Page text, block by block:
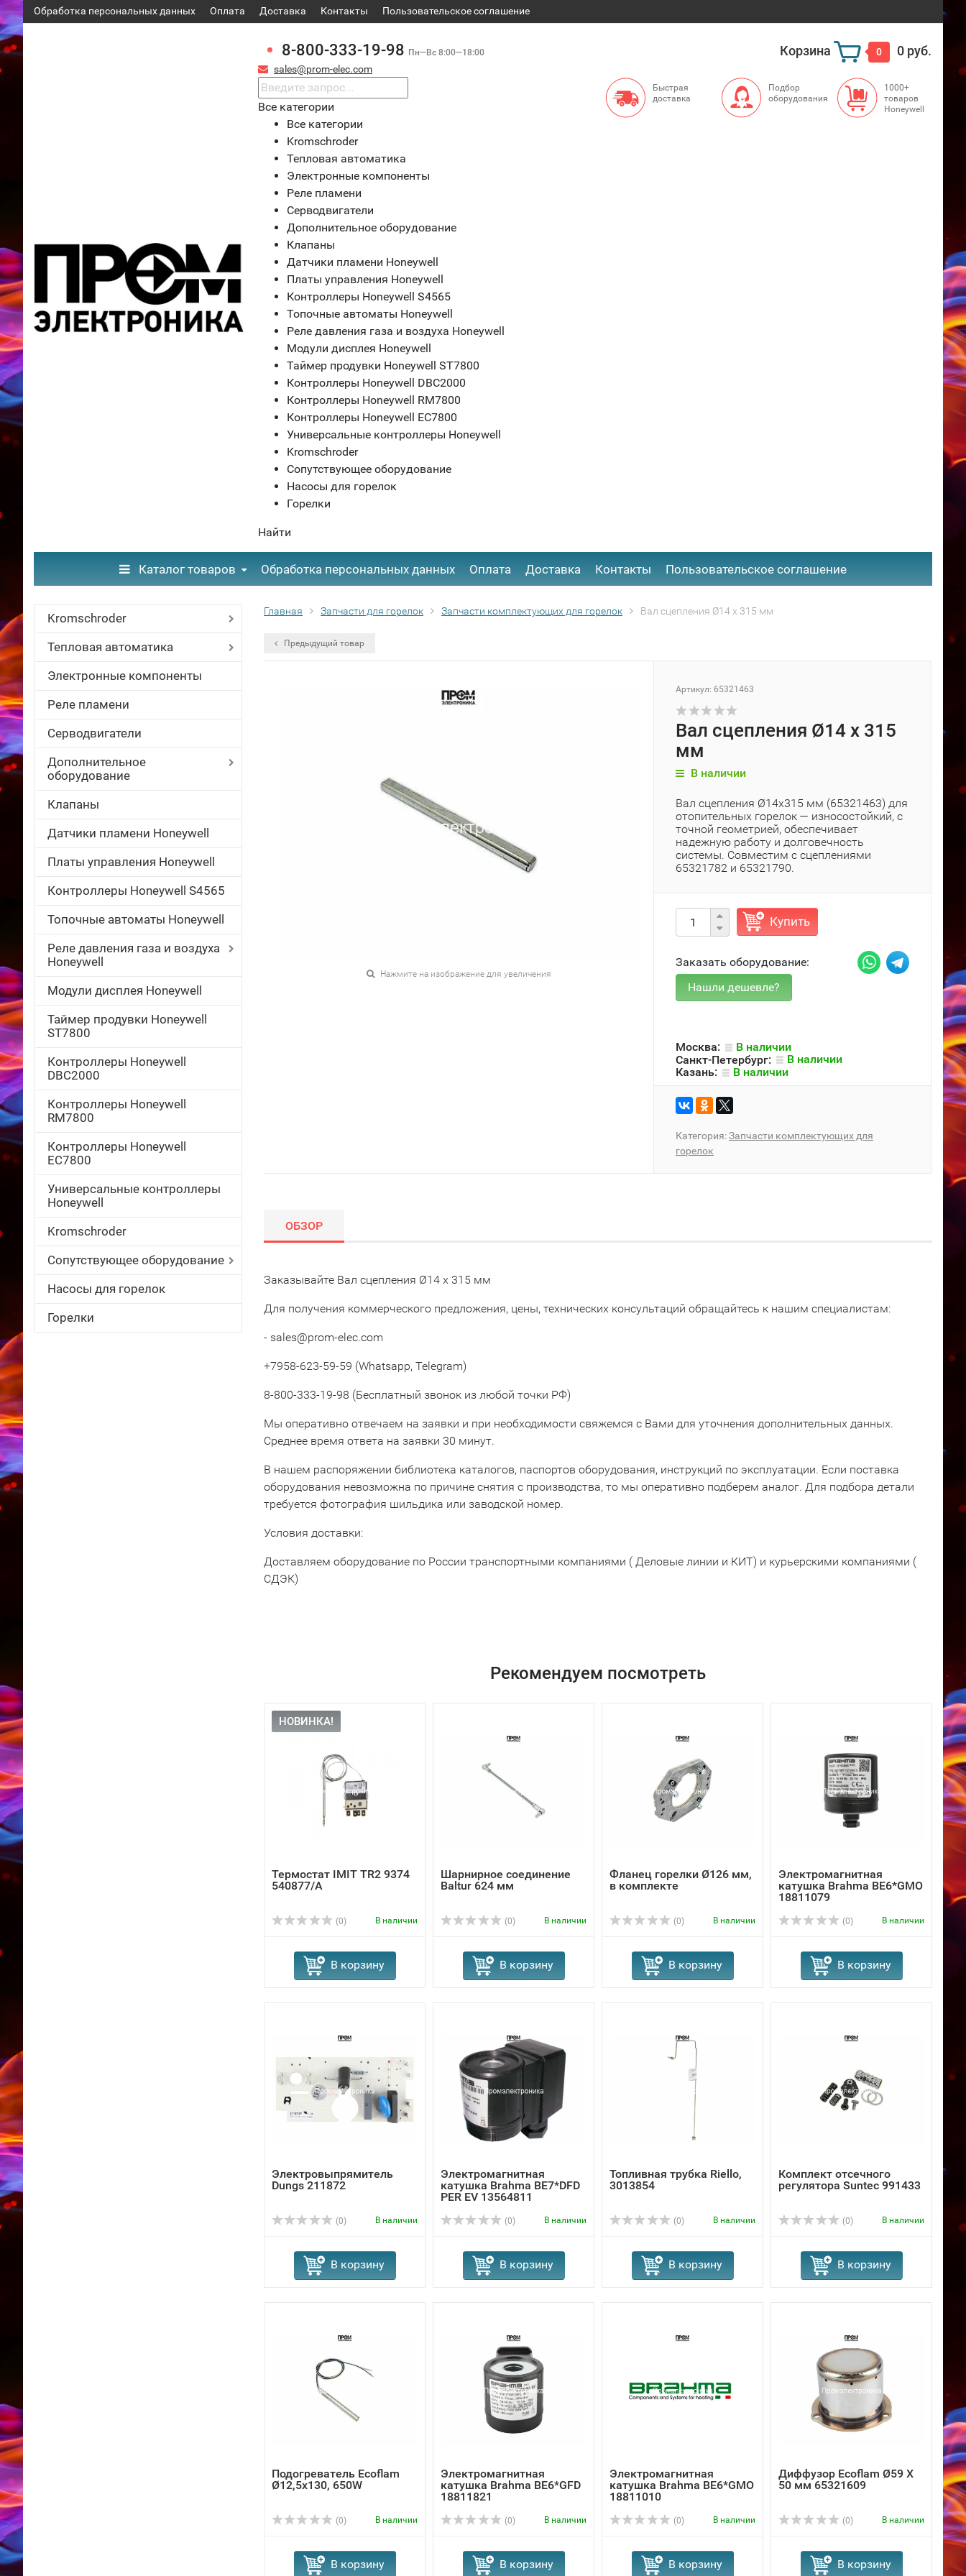
Обработка персональных данных Оплата Доставка Контакты ​Пользовательское соглашение
8-800-333-19-98 Пн—Вс 8:00—18:00
sales@prom-elec.com
Корзина 0 0 руб.
Все категории
Все категории
Kromschroder
Тепловая автоматика
Электронные компоненты
Реле пламени
Серводвигатели
Дополнительное оборудование
Клапаны
Датчики пламени Honeywell
Платы управления Honeywell
Контроллеры Honeywell S4565
Топочные автоматы Honeywell
Реле давления газа и воздуха Honeywell
Модули дисплея Honeywell
Таймер продувки Honeywell ST7800
Контроллеры Honeywell DBC2000
Контроллеры Honeywell RM7800
Контроллеры Honeywell EC7800
Универсальные контроллеры Honeywell
Kromschroder
Сопутствующее оборудование
Насосы для горелок
Горелки
Найти
Быстрая
доставка
Подбор
оборудования
1000+
товаров
Honeywell
Каталог товаров Обработка персональных данных Оплата Доставка Контакты ​Пользовательское соглашение
Kromschroder
Тепловая автоматика
Электронные компоненты
Реле пламени
Серводвигатели
Дополнительное
оборудование
Клапаны
Датчики пламени Honeywell
Платы управления Honeywell
Контроллеры Honeywell S4565
Топочные автоматы Honeywell
Реле давления газа и воздуха
Honeywell
Модули дисплея Honeywell
Таймер продувки Honeywell
ST7800
Контроллеры Honeywell
DBC2000
Контроллеры Honeywell
RM7800
Контроллеры Honeywell
EC7800
Универсальные контроллеры
Honeywell
Kromschroder
Сопутствующее оборудование
Насосы для горелок
Горелки
Главная Запчасти для горелок Запчасти комплектующих для горелок Вал сцепления Ø14 x 315 мм
Предыдущий товар
Нажмите на изображение для увеличения
Артикул: 65321463
Вал сцепления Ø14 x 315
мм
В наличии
Вал сцепления Ø14x315 мм (65321463) для
отопительных горелок — износостойкий, с
точной геометрией, обеспечивает
надежную работу и долговечность
системы. Совместим с сцеплениями
65321782 и 65321790.
Купить
Заказать оборудование:
Москва:
В наличии
Санкт-Петербург:
В наличии
Казань:
В наличии
Категория:Запчасти комплектующих для
горелок
ОБЗОР
Заказывайте Вал сцепления Ø14 x 315 мм
Для получения коммерческого предложения, цены, технических консультаций обращайтесь к нашим специалистам:
- sales@prom-elec.com
+7958-623-59-59 (Whatsapp, Telegram)
8-800-333-19-98 (Бесплатный звонок из любой точки РФ)
Мы оперативно отвечаем на заявки и при необходимости свяжемся с Вами для уточнения дополнительных данных.
Среднее время ответа на заявки 30 минут.
В нашем распоряжении библиотека каталогов, паспортов оборудования, инструкций по эксплуатации. Если поставка
оборудования невозможна по причине снятия с производства, то мы оперативно подберем аналог. Для подбора детали
требуется фотография шильдика или заводской номер.
Условия доставки:
Доставляем оборудование по России транспортными компаниями ( Деловые линии и КИТ) и курьерскими компаниями (
СДЭК)
Рекомендуем посмотреть
НОВИНКА!
Термостат IMIT TR2 9374
540877/A
(0) В наличии
В корзину
Шарнирное соединение
Baltur 624 мм
(0) В наличии
В корзину
Фланец горелки Ø126 мм,
в комплекте
(0) В наличии
В корзину
Электромагнитная
катушка Brahma BE6*GMO
18811079
(0) В наличии
В корзину
Электровыпрямитель
Dungs 211872
(0) В наличии
В корзину
Электромагнитная
катушка Brahma BE7*DFD
PER EV 13564811
(0) В наличии
В корзину
Топливная трубка Riello,
3013854
(0) В наличии
В корзину
Комплект отсечного
регулятора Suntec 991433
(0) В наличии
В корзину
Подогреватель Ecoflam
Ø12,5x130, 650W
(0) В наличии
В корзину
Электромагнитная
катушка Brahma BE6*GFD
18811821
(0) В наличии
В корзину
Электромагнитная
катушка Brahma BE6*GMO
18811010
(0) В наличии
В корзину
Диффузор Ecoflam Ø59 X
50 мм 65321609
(0) В наличии
В корзину